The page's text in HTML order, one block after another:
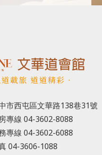
道載旅 道道精彩．
市西屯區文華路138巷31號
專線 04-3602-8088
專線 04-3602-6088
04-3606-1088